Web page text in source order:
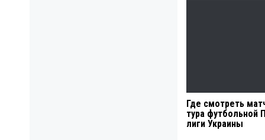
Где смотреть
тура футбольной
лиги Украины